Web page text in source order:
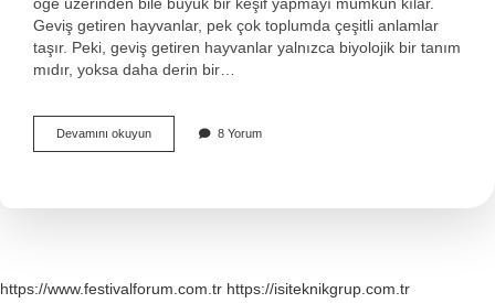
Geviş getiren hayvanlar, pek çok toplumda çeşitli anlamlar
taşır. Peki, geviş getiren hayvanlar yalnızca biyolojik bir tanım
mıdır, yoksa daha derin bir…
Devamını okuyunGeviş
getiren
8 Yorum
https://www.festivalforum.com.tr https://isiteknikgrup.com.tr